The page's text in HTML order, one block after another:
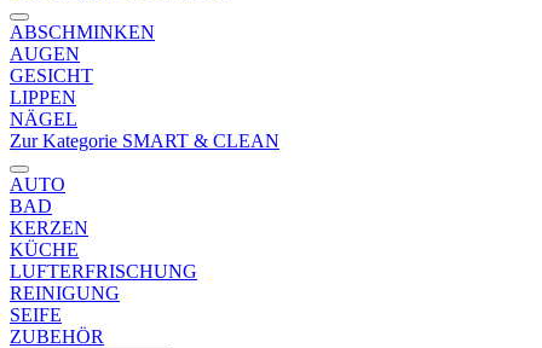
ABSCHMINKEN
AUGEN
GESICHT
LIPPEN
NÄGEL
Zur Kategorie SMART & CLEAN
AUTO
BAD
KERZEN
KÜCHE
LUFTERFRISCHUNG
REINIGUNG
SEIFE
ZUBEHÖR